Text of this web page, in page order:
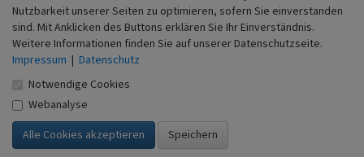
Fachsicht(en)
Kulturlandschaftspflege, Denkmalpflege,
Landeskunde, Raumplanung
Erfassungsmaßstab
i.d.R. 1:25.000 (kleiner als 1:20.000)
Erfassungsmethode
Literaturauswertung
Historischer Zeitraum
Beginn 2016
Nutzbarkeit unserer Seiten zu optimieren, sofern Sie einverstanden
sind. Mit Anklicken des Buttons erklären Sie Ihr Einverständnis.
Weitere Informationen finden Sie auf unserer Datenschutzseite.
Impressum | Datenschutz
Notwendige Cookies
Webanalyse